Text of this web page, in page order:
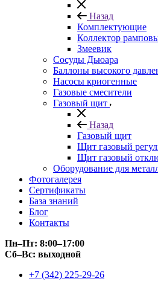
Назад
Комплектующие
Коллектор
Змеевик
Сосуды Дьюара
Баллоны высокого
Насосы криогенные
Газовые смесители
Газовый щит
Назад
Газовый щит
Щит газовый
Щит газовый
Оборудование для
Фотогалерея
Сертификаты
База знаний
Блог
Контакты
Пн–Пт: 8:00–17:00
Сб–Вс: выходной
+7 (342) 225-29-26